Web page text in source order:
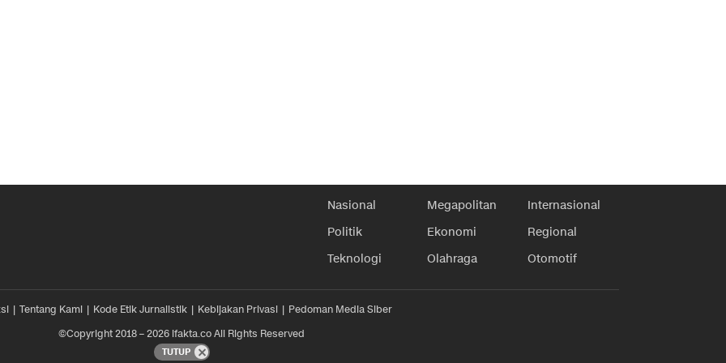
Nasional Megapolitan
Internasional
Politik
Ekonomi
Regional
Teknologi
Olahraga Otomotif
Tentang Kami Kode Etik Jurnalistik Kebijakan Privasi
Pedoman Media Siber
©Copyright 2018 – 2026 ifakta.co All Rights Reserved
TUTUP